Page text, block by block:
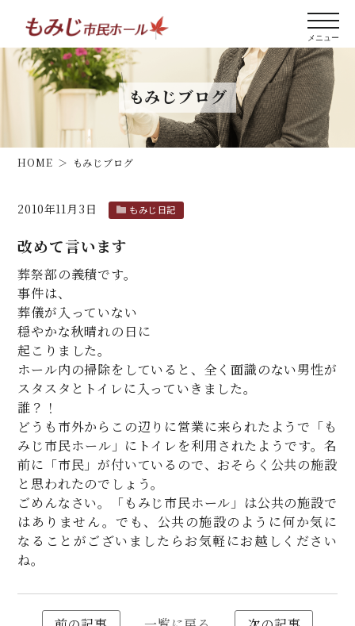
もみじブログ
HOME もみじブログ
2010年11月3日 もみじ日記
改めて言います
葬祭部の義積です。
事件は、
葬儀が入っていない
穏やかな秋晴れの日に
起こりました。
ホール内の掃除をしていると、全く面識のない男性が
スタスタとトイレに入っていきました。
誰？！
どうも市外からこの辺りに営業に来られたようで「も
みじ市民ホール」にトイレを利用されたようです。名
前に「市民」が付いているので、おそらく公共の施設
と思われたのでしょう。
ごめんなさい。「もみじ市民ホール」は公共の施設で
はありません。でも、公共の施設のように何か気に
なることがございましたらお気軽にお越しください
ね。